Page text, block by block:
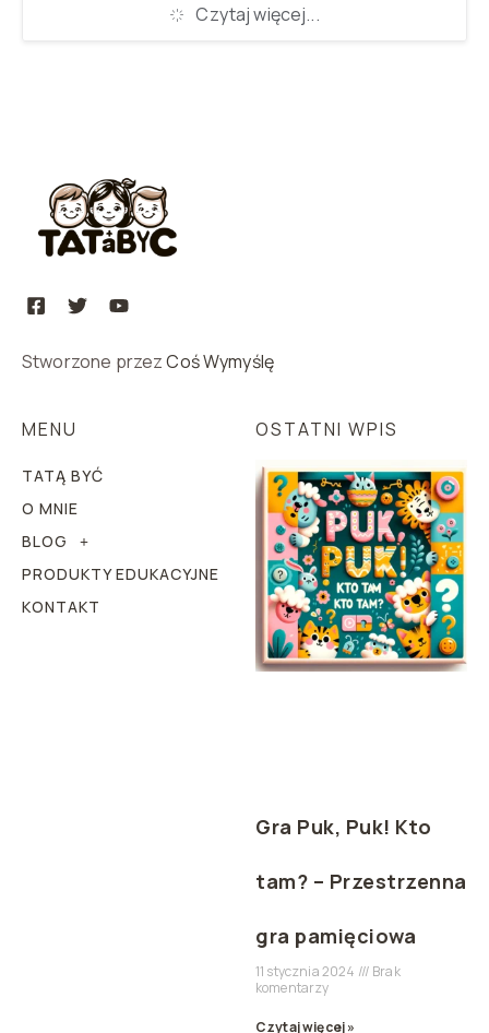
Czytaj więcej...
Stworzone przezCoś Wymyślę
MENU
TATĄ BYĆ
O MNIE
BLOG
PRODUKTY EDUKACYJNE
KONTAKT
OSTATNI WPIS
Gra Puk, Puk! Kto
tam? – Przestrzenna
gra pamięciowa
11 stycznia 2024
Brak
komentarzy
Czytaj więcej »